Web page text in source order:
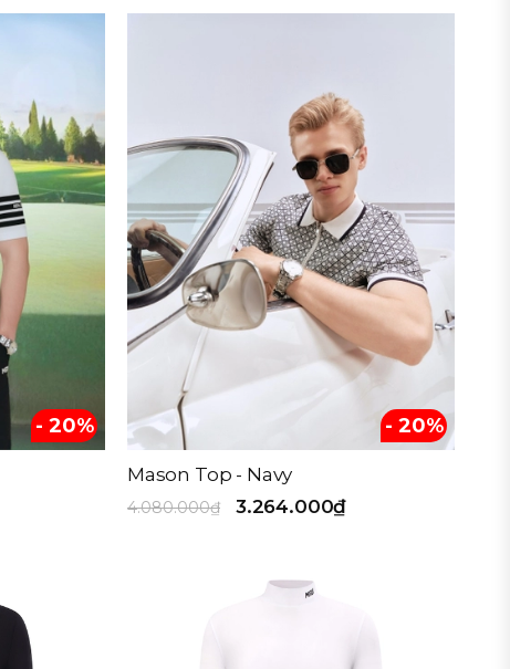
- 20% - 20%
Mason Top - Navy
4.080.000₫ 3.264.000₫